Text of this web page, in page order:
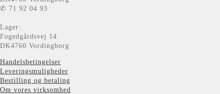
✆ 71 92 04 93
Lager:
Fogedgårdsvej 14
DK4760 Vordingborg
Handelsbetingelser
Leveringsmuligheder
Bestilling og betaling
Om vores virksomhed